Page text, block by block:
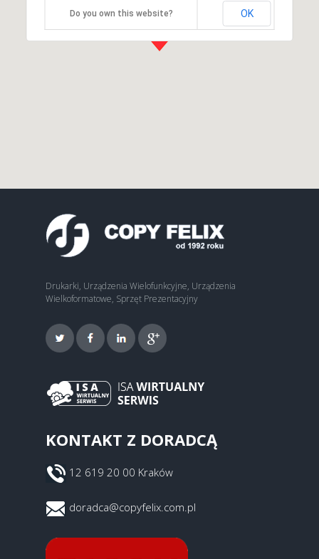
Do you own this website? OK
Drukarki, Urządzenia Wielofunkcyjne, Urządzenia
Wielkoformatowe, Sprzęt Prezentacyjny
KONTAKT Z DORADCĄ
12 619 20 00 Kraków
doradca@copyfelix.com.pl